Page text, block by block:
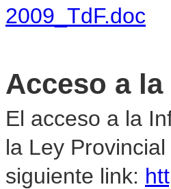
2009_TdF.doc
Acceso a
El acceso a la
la Ley
siguiente link: